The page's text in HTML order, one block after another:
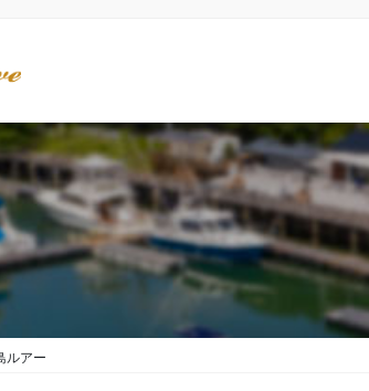
ルアー